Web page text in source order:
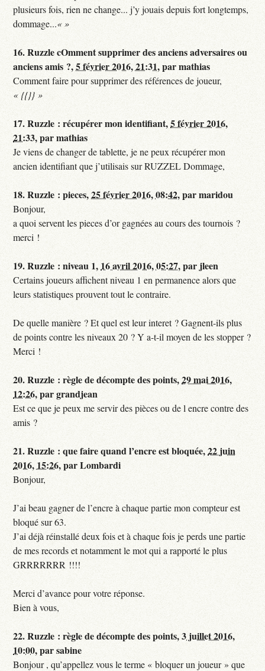
plusieurs fois, rien ne change... j’y jouais depuis fort longtemps,
dommage...« »
16.Ruzzle cOmment supprimer des anciens adversaires ou
anciens amis ?,5 février 2016, 21:31,parmathias
Comment faire pour supprimer des références de joueur,
{{}}
17.Ruzzle : récupérer mon identifiant,5 février 2016,
21:33,parmathias
Je viens de changer de tablette, je ne peux récupérer mon
ancien identifiant que j’utilisais sur RUZZEL Dommage,
18.Ruzzle : pieces,25 février 2016, 08:42,parmaridou
Bonjour,
a quoi servent les pieces d’or gagnées au cours des tournois ?
merci !
19.Ruzzle : niveau 1, 16 avril 2016, 05:27,par jleen
Certains joueurs affichent niveau 1 en permanence alors que
leurs statistiques prouvent tout le contraire.
De quelle manière ? Et quel est leur interet ? Gagnent-ils plus
de points contre les niveaux 20 ? Y a-t-il moyen de les stopper ?
Merci !
20.Ruzzle : règle de décompte des points,29 mai 2016,
12:26,pargrandjean
Est ce que je peux me servir des pièces ou de l encre contre des
amis ?
21.Ruzzle : que faire quand l’encre est bloquée,22 juin
2016, 15:26,parLombardi
Bonjour,
J’ai beau gagner de l’encre à chaque partie mon compteur est
bloqué sur 63.
J’ai déjà réinstallé deux fois et à chaque fois je perds une partie
de mes records et notamment le mot qui a rapporté le plus
GRRRRRRR !!!!
Merci d’avance pour votre réponse.
Bien à vous,
22.Ruzzle : règle de décompte des points,3 juillet 2016,
10:00,parsabine
Bonjour , qu’appellez vous le terme « bloquer un joueur » que